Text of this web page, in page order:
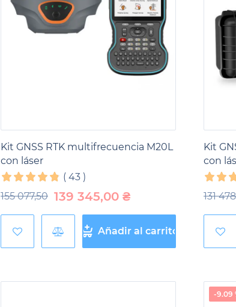
Nuestrosconjuntos de equipos GNSS RTK
son
la precisión. Continuamente mejoramos
nuestros clientes, para ofrecer las mejores
Kit GNSS RTK multifrecuencia M20L
con láser
( 43 )
155 077,50 139 345,00 ₴
Añadir al carrito
Kit
con
131
-9.09